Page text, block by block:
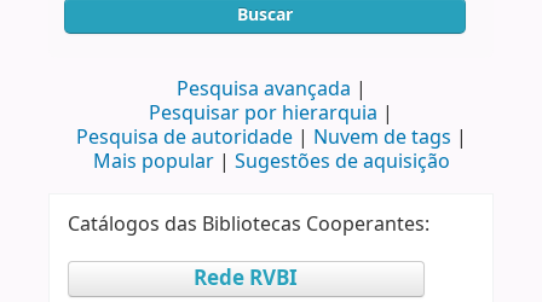
Buscar
Pesquisa avançada
Pesquisar por hierarquia
Pesquisa de autoridade
Nuvem de tags
Mais popular
Sugestões de aquisição
Catálogos das Bibliotecas Cooperantes:
Rede RVBI